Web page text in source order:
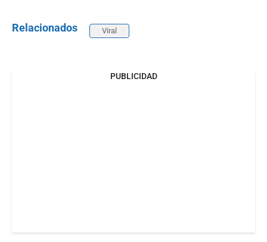
Relacionados Viral
PUBLICIDAD